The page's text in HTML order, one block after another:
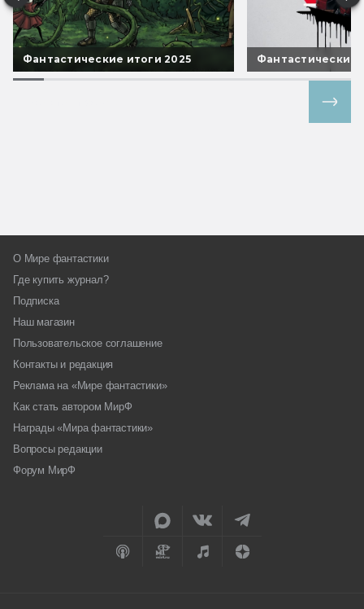
Фантастические итоги 2025 Фантастические
О Мире фантастики
Где купить журнал?
Подписка
Наш магазин
Пользовательское соглашение
Контакты и редакция
Реклама на «Мире фантастики»
Как стать автором МирФ
Награды «Мира фантастики»
Вопросы редакции
Форум МирФ